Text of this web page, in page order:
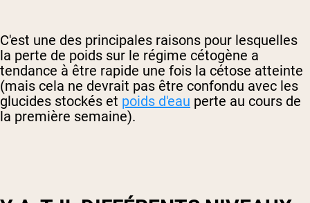
C'est une des principales raisons pour lesquelles
la perte de poids sur le régime cétogène a
tendance à être rapide une fois la cétose atteinte
(mais cela ne devrait pas être confondu avec les
glucides stockés et poids d'eau perte au cours de
la première semaine).